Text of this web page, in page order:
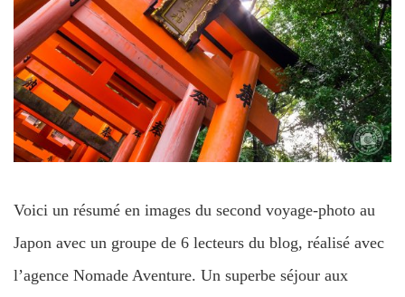
Voici un résumé en images du second voyage-photo au
Japon avec un groupe de 6 lecteurs du blog, réalisé avec
l’agence Nomade Aventure. Un superbe séjour aux